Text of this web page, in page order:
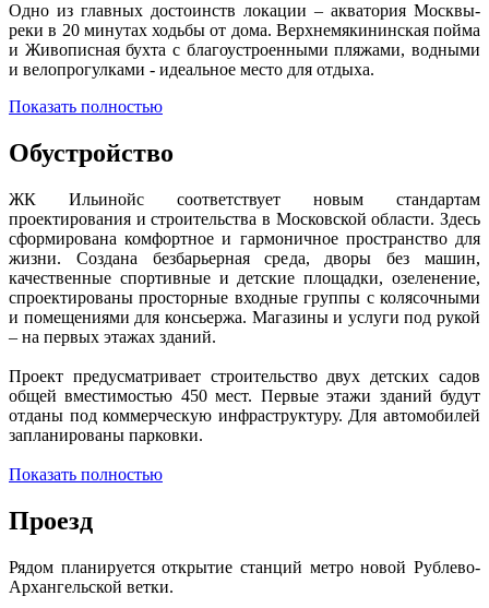
Одно из главных достоинств локации – акватория Москвы-
реки в 20 минутах ходьбы от дома. Верхнемякининская пойма
и Живописная бухта с благоустроенными пляжами, водными
и велопрогулками - идеальное место для отдыха.
Показать полностью
Обустройство
ЖК Ильинойс соответствует новым стандартам
проектирования и строительства в Московской области. Здесь
сформирована комфортное и гармоничное пространство для
жизни. Создана безбарьерная среда, дворы без машин,
качественные спортивные и детские площадки, озеленение,
спроектированы просторные входные группы с колясочными
и помещениями для консьержа. Магазины и услуги под рукой
– на первых этажах зданий.
Проект предусматривает строительство двух детских садов
общей вместимостью 450 мест. Первые этажи зданий будут
отданы под коммерческую инфраструктуру. Для автомобилей
запланированы парковки.
Показать полностью
Проезд
Рядом планируется открытие станций метро новой Рублево-
Архангельской ветки.